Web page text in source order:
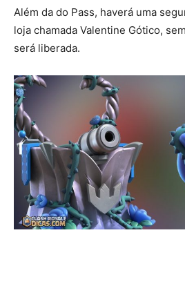
Além da do Pass, haverá uma
loja chamada Valentine Gótico,
será liberada.